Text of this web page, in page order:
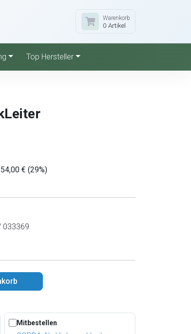
Warenkorb
0 Artikel
Top Hersteller
€ (29%)
033369
Mitbestellen